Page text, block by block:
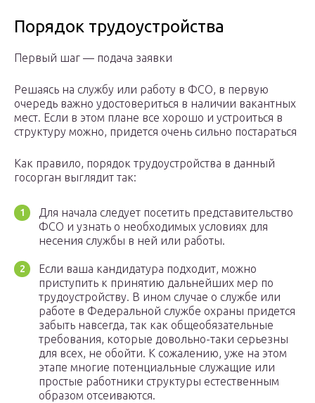
Порядок трудоустройства
Первый шаг — подача заявки
Решаясь на службу или работу в ФСО, в первую
очередь важно удостовериться в наличии вакантных
мест. Если в этом плане все хорошо и устроиться в
структуру можно, придется очень сильно постараться
Как правило, порядок трудоустройства в данный
госорган выглядит так:
Для начала следует посетить представительство
ФСО и узнать о необходимых условиях для
несения службы в ней или работы.
Если ваша кандидатура подходит, можно
приступить к принятию дальнейших мер по
трудоустройству. В ином случае о службе или
работе в Федеральной службе охраны придется
забыть навсегда, так как общеобязательные
требования, которые довольно-таки серьезны
для всех, не обойти. К сожалению, уже на этом
этапе многие потенциальные служащие или
простые работники структуры естественным
образом отсеиваются.